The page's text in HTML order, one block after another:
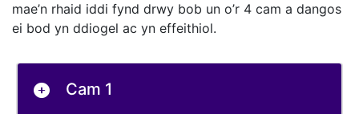
mae’n rhaid iddi fynd drwy bob un o’r 4 cam a dangos
ei bod yn ddiogel ac yn effeithiol.
Cam 1